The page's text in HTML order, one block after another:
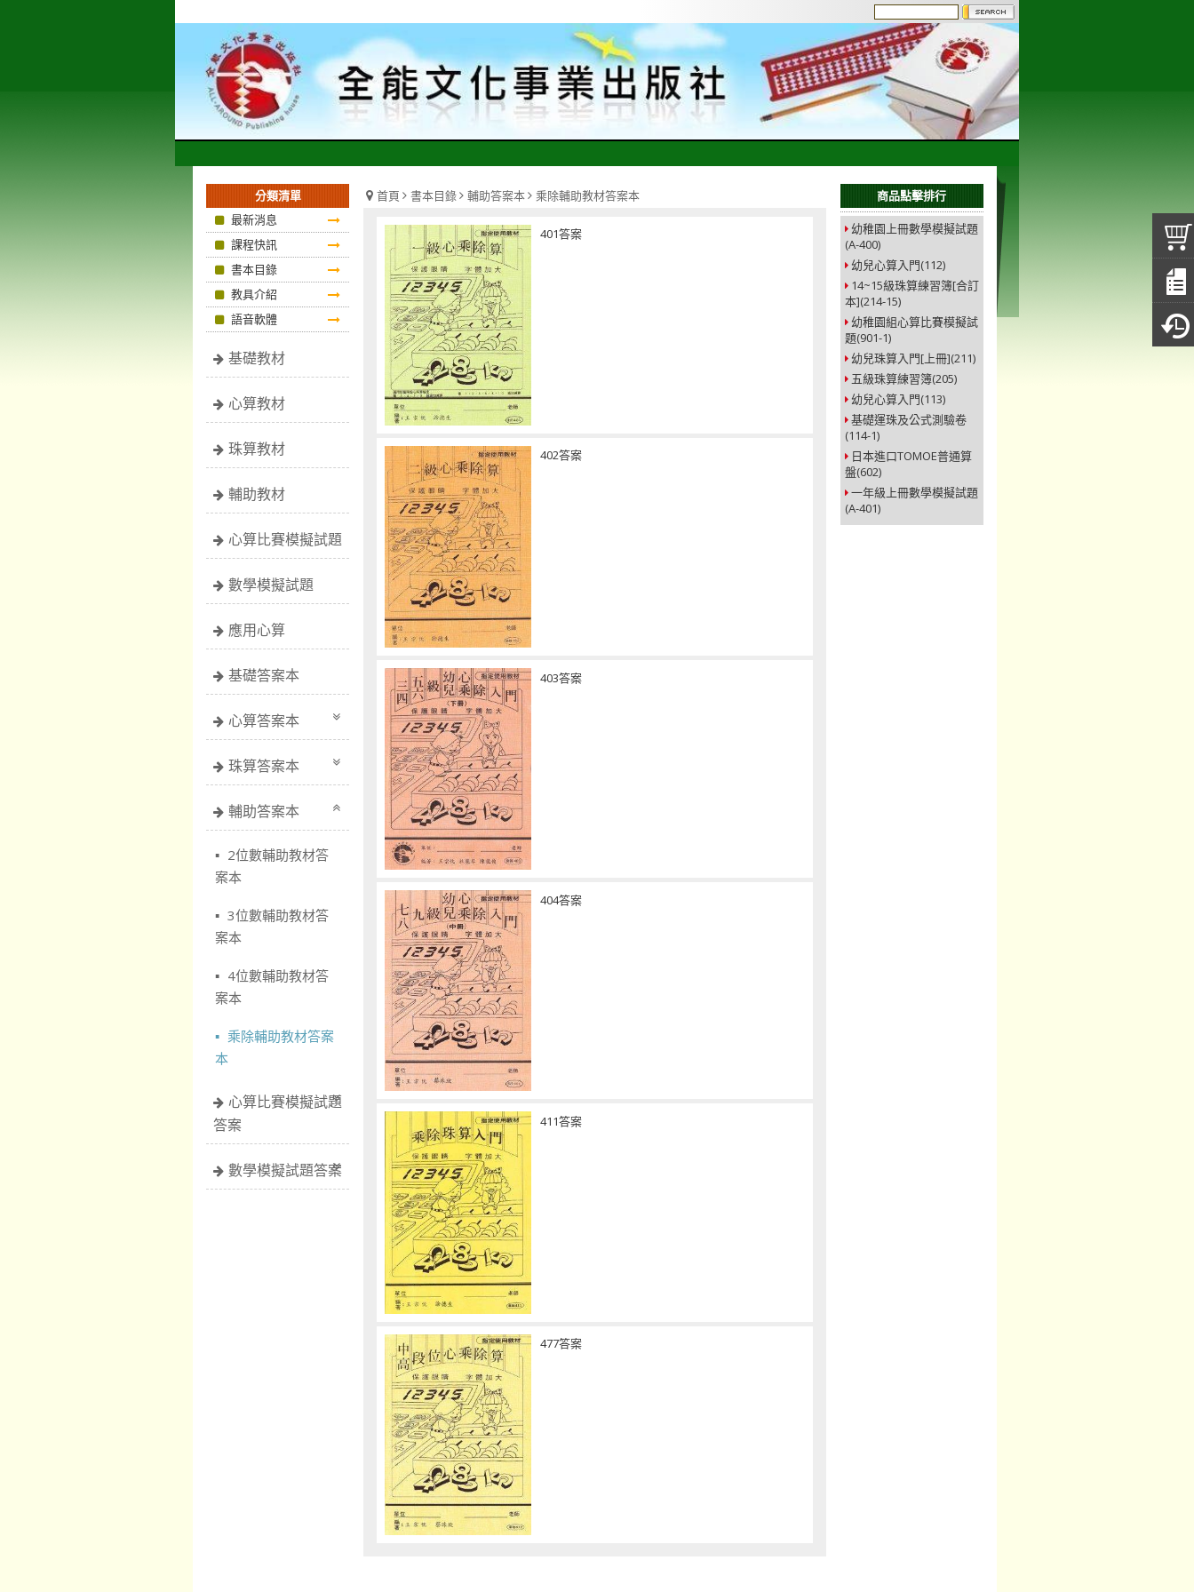
最新消息
課程快訊
書本目錄
教具介紹
語音軟體
基礎教材
心算教材
珠算教材
輔助教材
心算比賽模擬試題
數學模擬試題
應用心算
基礎答案本
心算答案本
珠算答案本
輔助答案本
2位數輔助教材答
案本
3位數輔助教材答
案本
4位數輔助教材答
案本
乘除輔助教材答案
本
心算比賽模擬試題
答案
數學模擬試題答案
首頁 書本目錄 輔助答案本 乘除輔助教材答案本
401答案
402答案
403答案
404答案
411答案
477答案
商品點擊排行
幼稚園上冊數學模擬試題
(A-400)
幼兒心算入門(112)
14~15級珠算練習簿[合訂
本](214-15)
幼稚園組心算比賽模擬試
題(901-1)
幼兒珠算入門[上冊](211)
五級珠算練習簿(205)
幼兒心算入門(113)
基礎運珠及公式測驗卷
(114-1)
日本進口TOMOE普通算
盤(602)
一年級上冊數學模擬試題
(A-401)